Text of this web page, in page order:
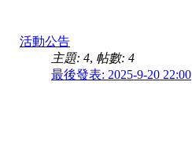
活動公告
主題: 4, 帖數: 4
最後發表: 2025-9-20 22:00